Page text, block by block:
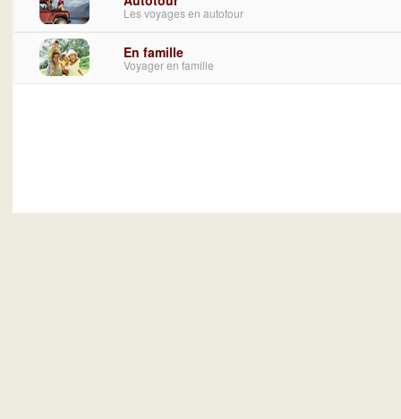
Les voyages en autotour
En famille
Voyager en famille